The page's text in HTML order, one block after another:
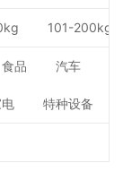
101-200kg
食品 汽车
特种设备